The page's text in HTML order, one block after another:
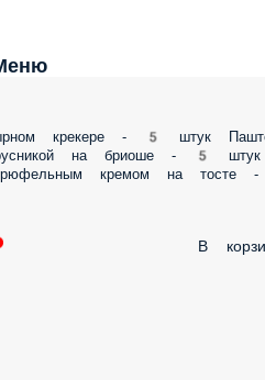
крекере - 5 штук
на бриоше - 5 штук
кремом на тосте -
В